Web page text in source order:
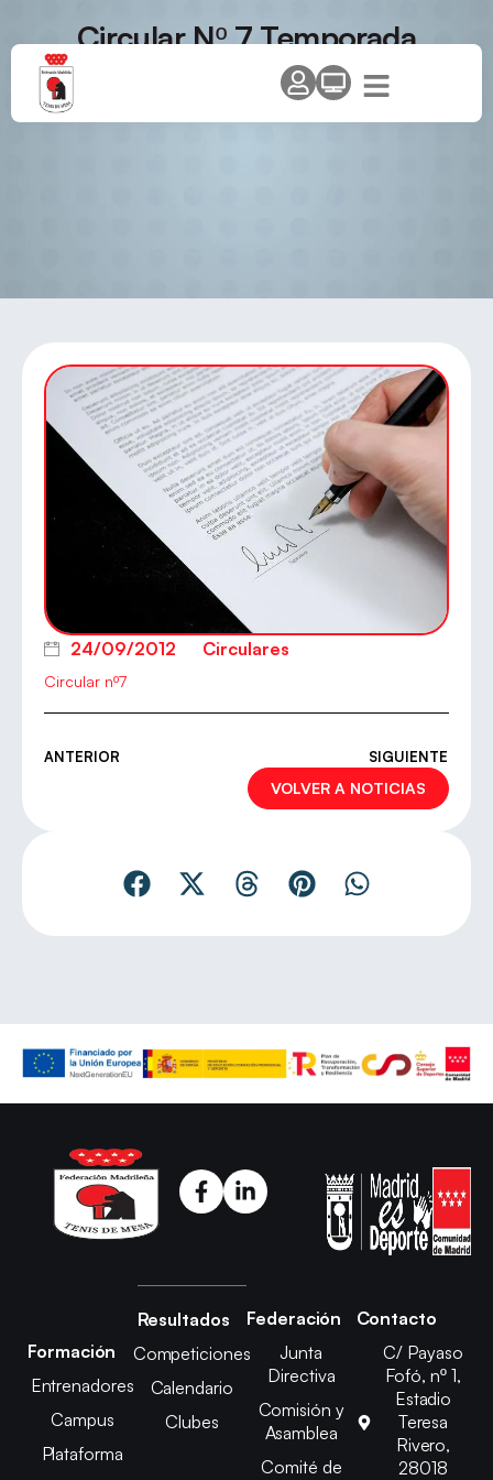
Circular Nº 7 Temporada
2012/13 – Modificaciones y
cambios
24/09/2012 Circulares
Circular nº7
ANTERIOR SIGUIENTE
VOLVER A NOTICIAS
Formación
Entrenadores
Campus
Plataforma
Resultados
Competiciones
Calendario
Clubes
Federación
Junta
Directiva
Comisión y
Asamblea
Comité de
Contacto
C/ Payaso
Fofó, nº 1,
Estadio
Teresa
Rivero,
28018